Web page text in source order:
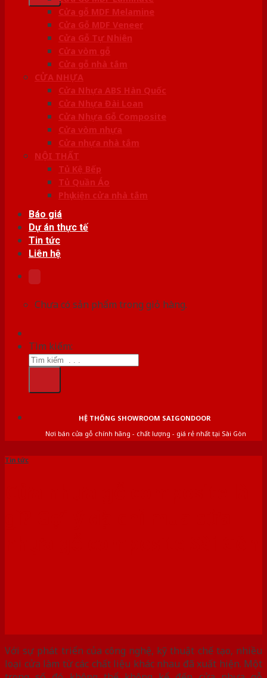
Cửa gỗ MDF Melamine
Cửa Gỗ MDF Veneer
Cửa Gỗ Tự Nhiên
Cửa vòm gỗ
Cửa gỗ nhà tắm
CỬA NHỰA
Cửa Nhựa ABS Hàn Quốc
Cửa Nhựa Đài Loan
Cửa Nhựa Gỗ Composite
Cửa vòm nhựa
Cửa nhựa nhà tắm
NỘI THẤT
Tủ Kệ Bếp
Tủ Quần Áo
Phụ kiện cửa nhà tắm
Báo giá
Dự án thực tế
Tin tức
Liên hệ
Chưa có sản phẩm trong giỏ hàng.
Tìm kiếm:
HỆ THỐNG SHOWROOM SAIGONDOOR
Nơi bán cửa gỗ chính hãng - chất lượng - giá rẻ nhất tại Sài Gòn
Tin tức
Với sự phát triển của công nghệ, kỹ thuật chế tạo, nhiều
loại cửa làm từ các chất liệu khác nhau đã xuất hiện. Một